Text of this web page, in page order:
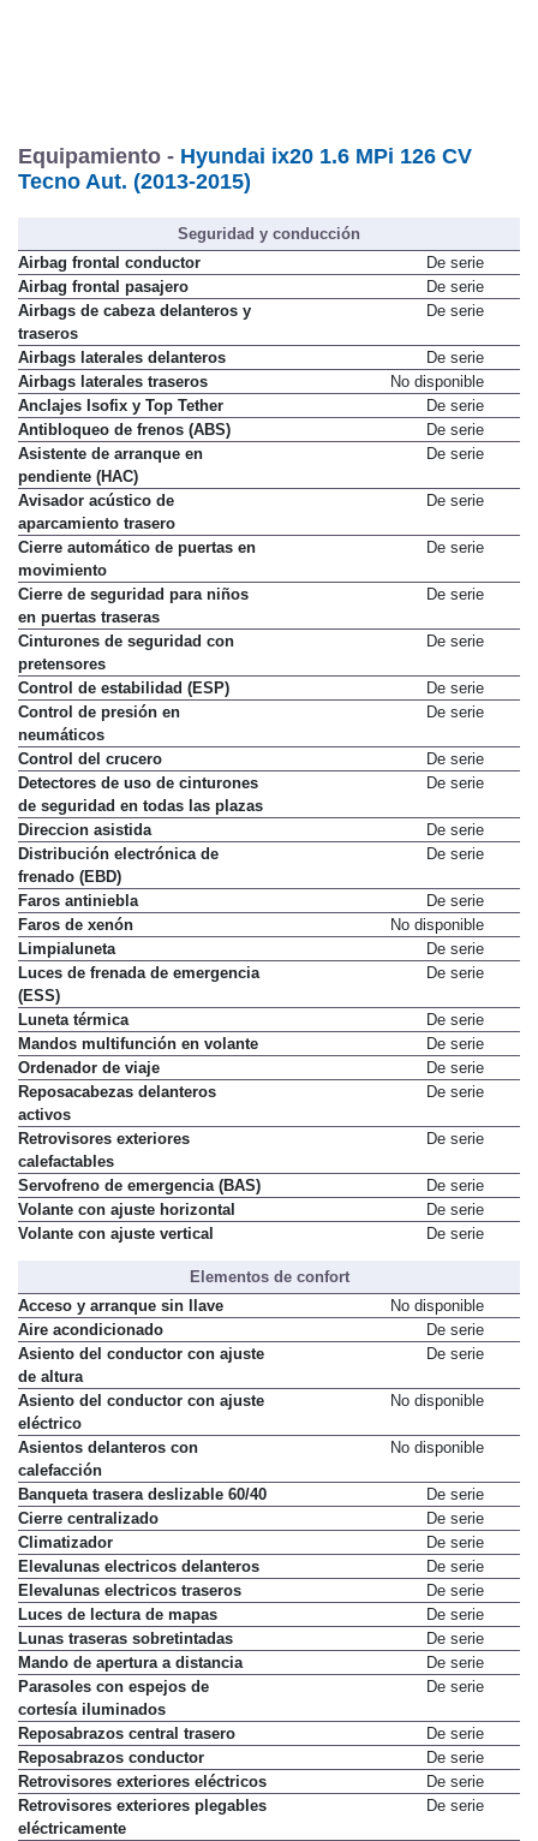
Equipamiento - Hyundai ix20 1.6 MPi 126 CV
Tecno Aut. (2013-2015)
Seguridad y conducción
Airbag frontal conductor
De serie
Airbag frontal pasajero
De serie
Airbags de cabeza delanteros y
traseros
De serie
Airbags laterales delanteros
De serie
Airbags laterales traseros
No disponible
Anclajes Isofix y Top Tether
De serie
Antibloqueo de frenos (ABS)
De serie
Asistente de arranque en
pendiente (HAC)
De serie
Avisador acústico de
aparcamiento trasero
De serie
Cierre automático de puertas en
movimiento
De serie
Cierre de seguridad para niños
en puertas traseras
De serie
Cinturones de seguridad con
pretensores
De serie
Control de estabilidad (ESP)
De serie
Control de presión en
neumáticos
De serie
Control del crucero
De serie
Detectores de uso de cinturones
de seguridad en todas las plazas
De serie
Direccion asistida
De serie
Distribución electrónica de
frenado (EBD)
De serie
Faros antiniebla
De serie
Faros de xenón
No disponible
Limpialuneta
De serie
Luces de frenada de emergencia
(ESS)
De serie
Luneta térmica
De serie
Mandos multifunción en volante
De serie
Ordenador de viaje
De serie
Reposacabezas delanteros
activos
De serie
Retrovisores exteriores
calefactables
De serie
Servofreno de emergencia (BAS)
De serie
Volante con ajuste horizontal
De serie
Volante con ajuste vertical
De serie
Elementos de confort
Acceso y arranque sin llave
No disponible
Aire acondicionado
De serie
Asiento del conductor con ajuste
de altura
De serie
Asiento del conductor con ajuste
eléctrico
No disponible
Asientos delanteros con
calefacción
No disponible
Banqueta trasera deslizable 60/40
De serie
Cierre centralizado
De serie
Climatizador
De serie
Elevalunas electricos delanteros
De serie
Elevalunas electricos traseros
De serie
Luces de lectura de mapas
De serie
Lunas traseras sobretintadas
De serie
Mando de apertura a distancia
De serie
Parasoles con espejos de
cortesía iluminados
De serie
Reposabrazos central trasero
De serie
Reposabrazos conductor
De serie
Retrovisores exteriores eléctricos
De serie
Retrovisores exteriores plegables
eléctricamente
De serie